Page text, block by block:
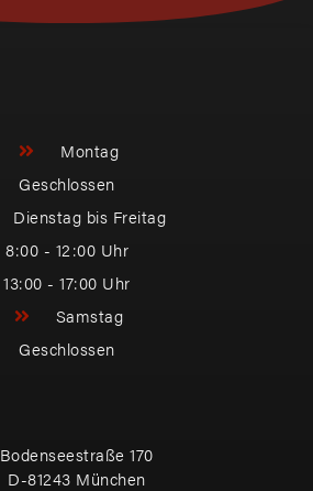
Montag
Geschlossen
Dienstag bis Freitag
8:00 - 12:00 Uhr
13:00 - 17:00 Uhr
Samstag
Geschlossen
Bodenseestraße 170
D-81243 München